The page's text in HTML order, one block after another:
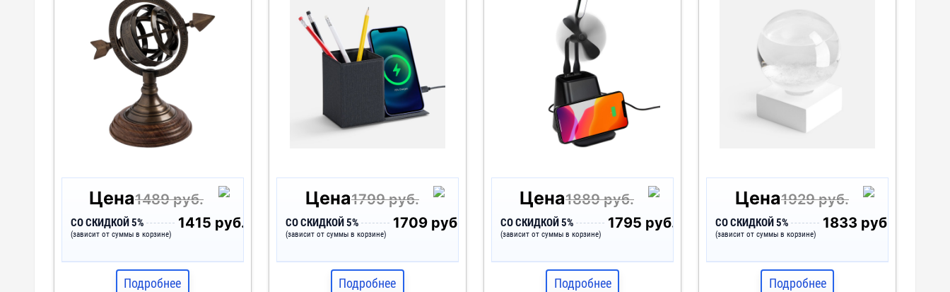
Цена1489 руб.
СО СКИДКОЙ 5%
(зависит от суммы в корзине)
1415 руб.
Подробнее
Цена1799 руб.
СО СКИДКОЙ 5%
(зависит от суммы в корзине)
1709 руб.
Подробнее
Цена1889 руб.
СО СКИДКОЙ 5%
(зависит от суммы в корзине)
1795 руб.
Подробнее
Цена1929 руб.
СО СКИДКОЙ 5%
(зависит от суммы в корзине)
1833 руб.
Подробнее